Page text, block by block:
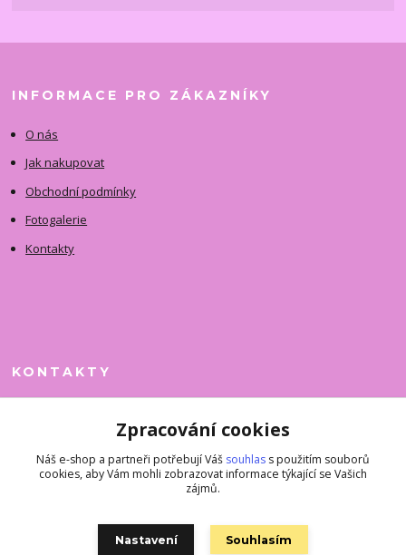
INFORMACE PRO ZÁKAZNÍKY
O nás
Jak nakupovat
Obchodní podmínky
Fotogalerie
Kontakty
KONTAKTY
+420 731 390 323
superkousky@jetovmode.cz
Zpracování cookies
Náš e-shop a partneři potřebují Váš souhlas s použitím souborů
cookies, aby Vám mohli zobrazovat informace týkající se Vašich
zájmů.
Nastavení Souhlasím